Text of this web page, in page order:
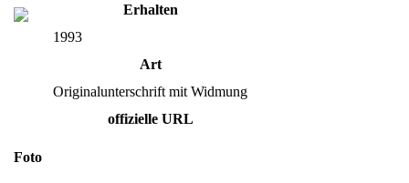
Erhalten
1993
Art
Originalunterschrift mit Widmung
offizielle URL
Foto